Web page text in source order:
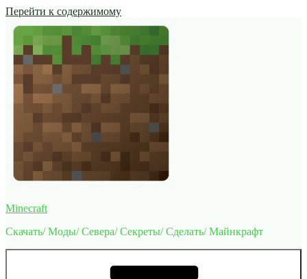
Перейти к содержимому
Minecraft
Скачать/ Моды/ Севера/ Секреты/ Сделать/ Майнкрафт